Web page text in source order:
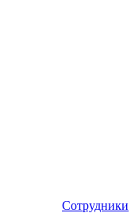
Сотрудники